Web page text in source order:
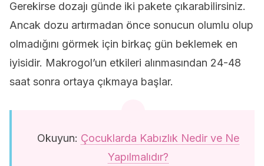
Gerekirse dozajı günde iki pakete çıkarabilirsiniz.
Ancak dozu artırmadan önce sonucun olumlu olup
olmadığını görmek için birkaç gün beklemek en
iyisidir. Makrogol’un etkileri alınmasından 24-48
saat sonra ortaya çıkmaya başlar.
Okuyun: Çocuklarda Kabızlık Nedir ve Ne
Yapılmalıdır?